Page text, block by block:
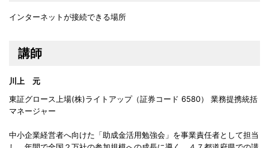
インターネットが接続できる場所
講師
川上 元
東証グロース上場(株)ライトアップ（証券コード 6580） 業務提携統括
マネージャー
中小企業経営者へ向けた「助成金活用勉強会」を事業責任者として担当